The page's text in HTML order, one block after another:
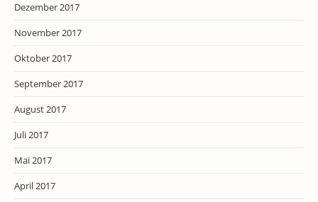
Dezember 2017
November 2017
Oktober 2017
September 2017
August 2017
Juli 2017
Mai 2017
April 2017